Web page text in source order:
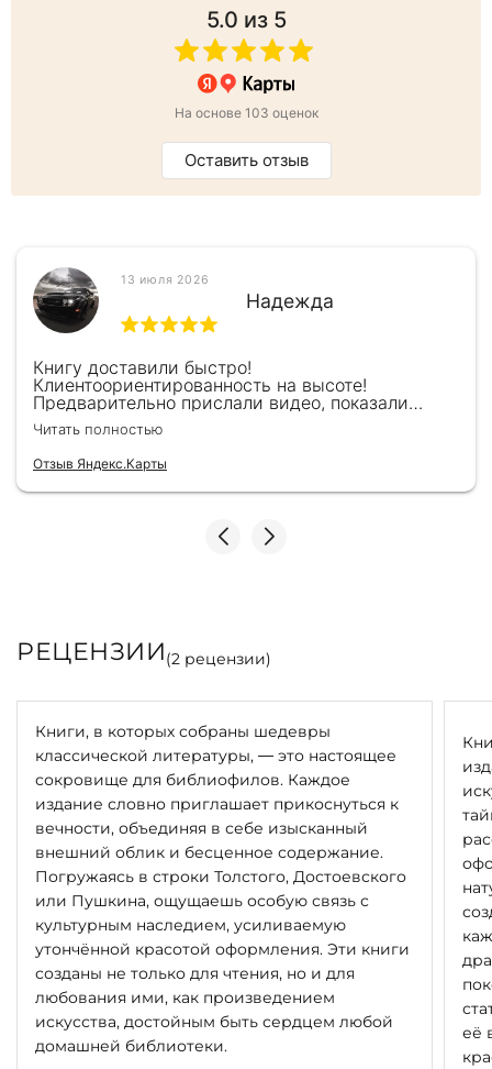
5.0 из 5
На основе 103 оценок
Оставить отзыв
13 июля 2026
Надежда
Книгу доставили быстро!
Клиентоориентированность на высоте!
Предварительно прислали видео, показали
книжку, быстро отправили и положили
подарочек) Спасибо!!!
Читать полностью
Отзыв Яндекс.Карты
РЕЦЕНЗИИ(2 рецензии)
Книги, в которых собраны шедевры
классической литературы, — это настоящее
сокровище для библиофилов. Каждое
издание словно приглашает прикоснуться к
вечности, объединяя в себе изысканный
внешний облик и бесценное содержание.
Погружаясь в строки Толстого, Достоевского
или Пушкина, ощущаешь особую связь с
культурным наследием, усиливаемую
утончённой красотой оформления. Эти книги
созданы не только для чтения, но и для
любования ими, как произведением
искусства, достойным быть сердцем любой
домашней библиотеки.
её